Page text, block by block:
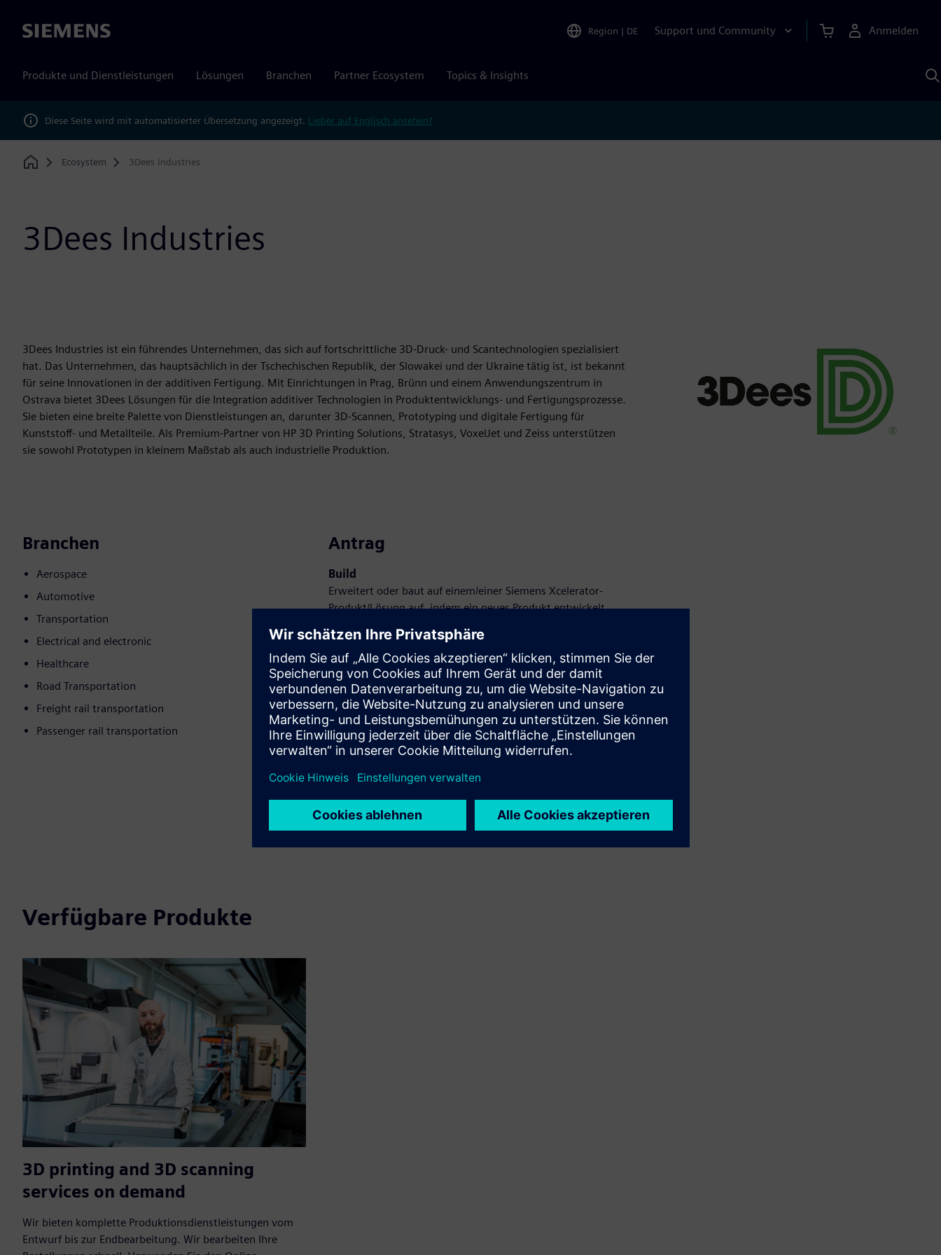
Siemens Region | DE Support und Community Anmelden
Produkte und Dienstleistungen Lösungen Branchen Partner Ecosystem Topics & Insights
KI
Diese Seite wird mit automatisierter Übersetzung angezeigt. Lieber auf Englisch ansehen?
Home
Ecosystem 3Dees Industries
3Dees Industries
3Dees Industries ist ein führendes Unternehmen, das sich auf fortschrittliche 3D-Druck- und Scantechnologien spezialisiert
hat. Das Unternehmen, das hauptsächlich in der Tschechischen Republik, der Slowakei und der Ukraine tätig ist, ist bekannt
für seine Innovationen in der additiven Fertigung. Mit Einrichtungen in Prag, Brünn und einem Anwendungszentrum in
Ostrava bietet 3Dees Lösungen für die Integration additiver Technologien in Produktentwicklungs- und Fertigungsprozesse.
Sie bieten eine breite Palette von Dienstleistungen an, darunter 3D-Scannen, Prototyping und digitale Fertigung für
Kunststoff- und Metallteile. Als Premium-Partner von HP 3D Printing Solutions, Stratasys, VoxelJet und Zeiss unterstützen
sie sowohl Prototypen in kleinem Maßstab als auch industrielle Produktion.
Branchen
Aerospace
Automotive
Transportation
Electrical and electronic
Healthcare
Road Transportation
Freight rail transportation
Passenger rail transportation
Antrag
Build
Erweitert oder baut auf einem/einer Siemens Xcelerator-
Produkt/Lösung auf, indem ein neues Produkt entwickelt
Integration des Siemens Xcelerator-Produkts und des
eigenen Produkts
Sell
Weiterverkauf//Mitverkauf von Software und
digitalfähiger Hardware auf Siemens Xcelerator
Service
Bietet einen Service für ein/e Siemens Xcelerator-
Implementierung, Integration, dem Betrieb oder der
Verfügbare Produkte
3D printing and 3D scanning
services on demand
Wir bieten komplette Produktionsdienstleistungen vom
Entwurf bis zur Endbearbeitung. Wir bearbeiten Ihre